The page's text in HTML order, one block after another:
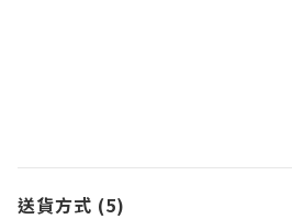
送貨方式 (5)